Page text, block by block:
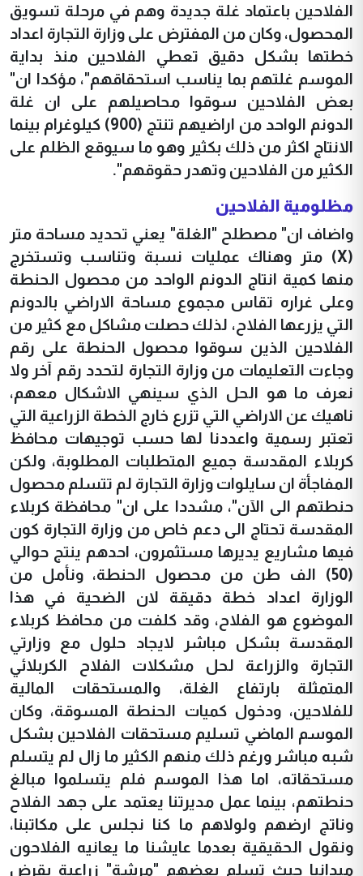
الفلاحين باعتماد غلة جديدة وهم في مرحلة تسويق
المحصول، وكان من المفترض على وزارة التجارة اعداد
خطتها بشكل دقيق تعطي الفلاحين منذ بداية
الموسم غلتهم بما يناسب استحقاقهم"، مؤكدا ان"
بعض الفلاحين سوقوا محاصيلهم على ان غلة
الدونم الواحد من اراضيهم تنتج (900) كيلوغرام بينما
الانتاج اكثر من ذلك بكثير وهو ما سيوقع الظلم على
الكثير من الفلاحين وتهدر حقوقهم".
مظلومية الفلاحين
واضاف ان" مصطلح "الغلة" يعني تحديد مساحة متر
(X) متر وهناك عمليات نسبة وتناسب وتستخرج
منها كمية انتاج الدونم الواحد من محصول الحنطة
وعلى غراره تقاس مجموع مساحة الاراضي بالدونم
التي يزرعها الفلاح، لذلك حصلت مشاكل مع كثير من
الفلاحين الذين سوقوا محصول الحنطة على رقم
وجاءت التعليمات من وزارة التجارة لتحدد رقم آخر ولا
نعرف ما هو الحل الذي سينهي الاشكال معهم،
ناهيك عن الاراضي التي تزرع خارج الخطة الزراعية التي
تعتبر رسمية واعددنا لها حسب توجيهات محافظ
كربلاء المقدسة جميع المتطلبات المطلوبة، ولكن
المفاجأة ان سايلوات وزارة التجارة لم تتسلم محصول
حنطتهم الى الآن"، مشددا على ان" محافظة كربلاء
المقدسة تحتاج الى دعم خاص من وزارة التجارة كون
فيها مشاريع يديرها مستثمرون، احدهم ينتج حوالي
(50) الف طن من محصول الحنطة، ونأمل من
الوزارة اعداد خطة دقيقة لان الضحية في هذا
الموضوع هو الفلاح، وقد كلفت من محافظ كربلاء
المقدسة بشكل مباشر لايجاد حلول مع وزارتي
التجارة والزراعة لحل مشكلات الفلاح الكربلائي
المتمثلة بارتفاع الغلة، والمستحقات المالية
للفلاحين، ودخول كميات الحنطة المسوقة، وكان
الموسم الماضي تسليم مستحقات الفلاحين بشكل
شبه مباشر ورغم ذلك منهم الكثير ما زال لم يتسلم
مستحقاته، اما هذا الموسم فلم يتسلموا مبالغ
حنطتهم، بينما عمل مديرتنا يعتمد على جهد الفلاح
وناتج ارضهم ولولاهم ما كنا نجلس على مكاتبنا،
ونقول الحقيقية بعدما عايشنا ما يعانيه الفلاحون
ميدانيا حيث تسلم بعضهم "مرشة" زراعية بقرض